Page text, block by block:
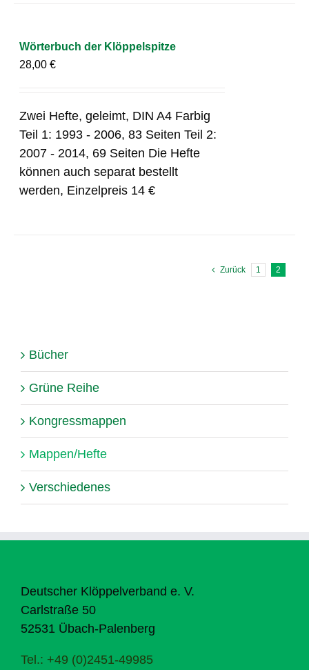
Wörterbuch der Klöppelspitze
28,00€
Zwei Hefte, geleimt, DIN A4 Farbig
Teil 1: 1993 - 2006, 83 Seiten Teil 2:
2007 - 2014, 69 Seiten Die Hefte
können auch separat bestellt
werden, Einzelpreis 14 €
Zurück 1 2
Bücher
Grüne Reihe
Kongressmappen
Mappen/Hefte
Verschiedenes
Deutscher Klöppelverband e. V.
Carlstraße 50
52531 Übach-Palenberg
Tel.: +49 (0)2451-49985